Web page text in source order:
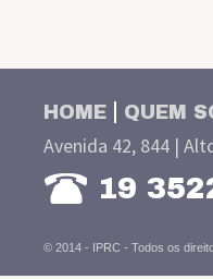
HOME QUEM
Avenida 42, 844 |
19
© 2014 - IPRC - Todos os